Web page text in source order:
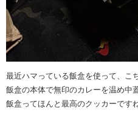
最近ハマっている飯盒を使って、こ
飯盒の本体で無印のカレーを温め中
飯盒ってほんと最高のクッカーですね